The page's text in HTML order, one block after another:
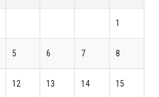
1
5 6 7 8
12 13 14 15